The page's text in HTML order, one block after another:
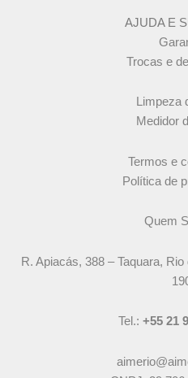
AJUDA E
Trocas e
Limpeza
Medidor
Termos e
Política de
Quem
R. Apiacás, 388 – Taquara,
Tel.: +55 21